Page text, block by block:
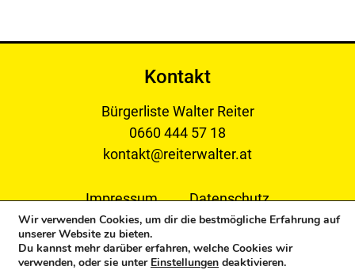
Kontakt
Bürgerliste Walter Reiter
0660 444 57 18
kontakt@reiterwalter.at
Impressum Datenschutz
Wir verwenden Cookies, um dir die bestmögliche Erfahrung auf
unserer Website zu bieten.
Du kannst mehr darüber erfahren, welche Cookies wir
verwenden, oder sie unter Einstellungen deaktivieren.